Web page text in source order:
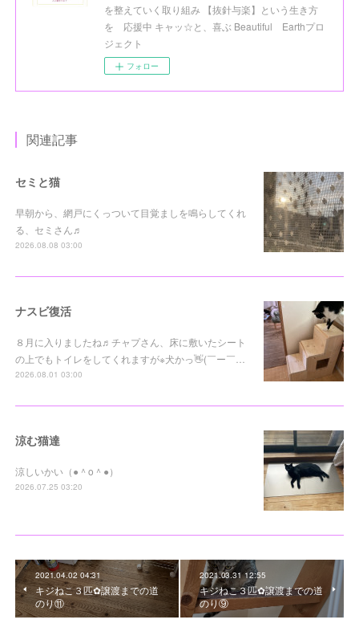
を整えていく取り組み 【抜針与楽】という生き方
を 応援中 キャッ☆と、喜ぶ Beautiful Earthプロ
ジェクト
フォロー
関連記事
セミと猫
早朝から、網戸にくっついて目覚ましを鳴らしてくれ
る、セミさん♬
2026.08.08 03:00
ナスビ復活
８月に入りましたね♬チャプさん、床に敷いたシート
の上でもトイレをしてくれますが※犬かっ👋(￣ー￣…
2026.08.01 03:00
涼む猫達
涼しいかい（●＾o＾●）
2026.07.25 03:20
2021.04.02 04:31
キジねこ３匹✿譲渡までの道
のり⑪
2021.03.31 12:55
キジねこ３匹✿譲渡までの道
のり⑨